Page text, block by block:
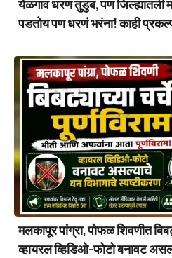
येळगाव धरण तुडुंब, पण जिल्ह्यातली
पडतोय पण धरणं भरंना! काही
मलकापूर पांग्रा, पोफळ शिवणीत
व्हायरल व्हिडिओ-फोटो बनावट